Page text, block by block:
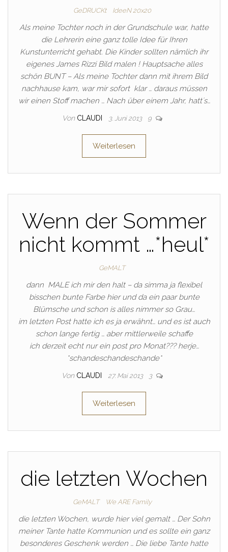
GeDRUCKt IdeeN 20x20
Als meine Tochter noch in der Grundschule war, hatte
die Lehrerin eine ganz tolle Idee für Ihren
Kunstunterricht gehabt. Die Kinder sollten nämlich ihr
eigenes James Rizzi Bild malen ! Hauptsache alles
schön BUNT – Als meine Tochter dann mit ihrem Bild
nachhause kam, war mir sofort klar … daraus müssen
wir einen Stoff machen … Nach über einem Jahr, hatt´s…
Von CLAUDI 3. Juni 2013 9
Weiterlesen
Wenn der Sommer
nicht kommt …*heul*
GeMALT
dann MALE ich mir den halt – da simma ja flexibel
bisschen bunte Farbe hier und da ein paar bunte
Blümsche und schon is alles nimmer so Grau…
im letzten Post hatte ich es ja erwähnt… und es ist auch
schon lange fertig … aber mittlerweile schaffe
ich derzeit echt nur ein post pro Monat??? herje…
*schandeschandeschande*
Von CLAUDI 27. Mai 2013 3
Weiterlesen
die letzten Wochen
GeMALT We ARE Family
die letzten Wochen, wurde hier viel gemalt … Der Sohn
meiner Tante hatte Kommunion und es sollte ein ganz
besonderes Geschenk werden … Die liebe Tante hatte